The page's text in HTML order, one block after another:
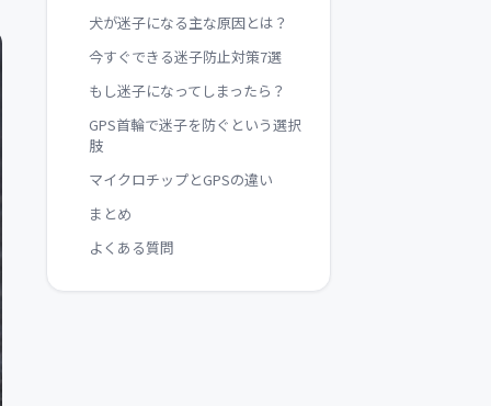
犬が迷子になる主な原因とは？
今すぐできる迷子防止対策7選
もし迷子になってしまったら？
GPS首輪で迷子を防ぐという選択
肢
マイクロチップとGPSの違い
まとめ
よくある質問